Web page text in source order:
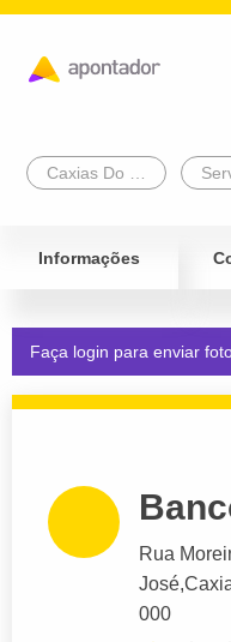
Informações
Faça login para enviar
Rua
José,
000